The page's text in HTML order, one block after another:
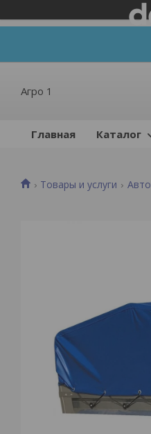
Агро 1
Главная Каталог
Товары и услуги